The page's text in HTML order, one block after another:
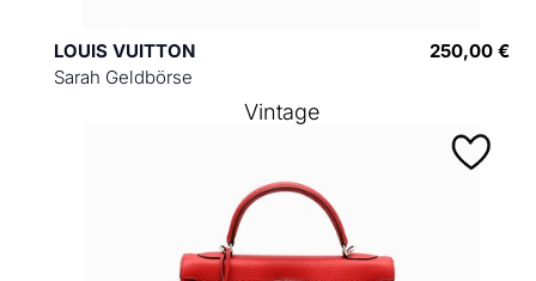
LOUIS VUITTON
Sarah Geldbörse
250,00 €
Vintage